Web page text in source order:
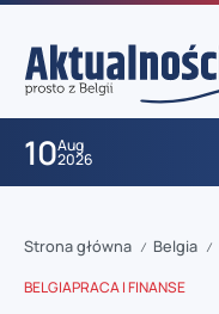
10Aug
2026
Strona główna / Belgia /
BELGIAPRACA I FINANSE